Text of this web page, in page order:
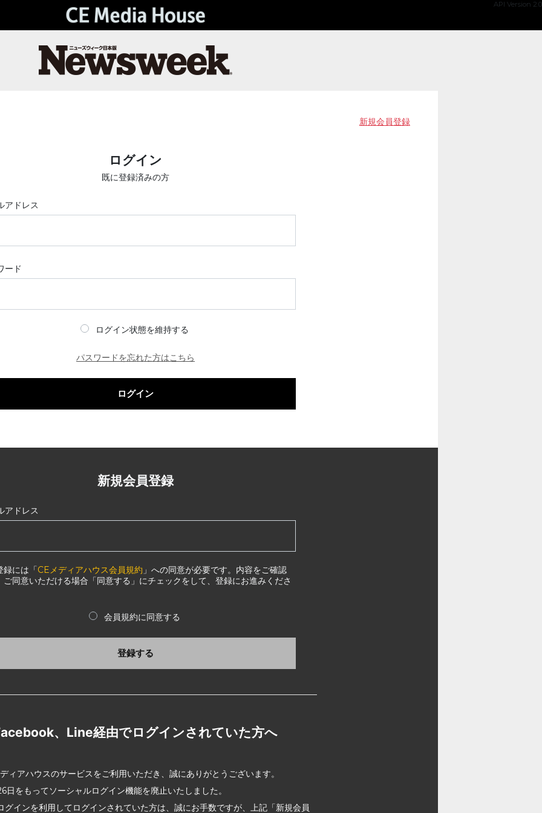
API Version 2.0
新規会員登録
ログイン
既に登録済みの方
アドレス
ード
ログイン状態を維持する
パスワードを忘れた方はこちら
ログイン
新規会員登録
アドレス
録には「CEメディアハウス会員規約 」への同意が必要です。内容をご確認
ご同意いただける場合「同意する」にチェックをして、登録にお進みくださ
会員規約に同意する
登録する
、Line経由でログインされていた方へ
ィアハウスのサービスをご利用いただき、誠にありがとうございます。
日をもってソーシャルログイン機能を廃止いたしました。
グインを利用してログインされていた方は、誠にお手数ですが、上記「新規会員